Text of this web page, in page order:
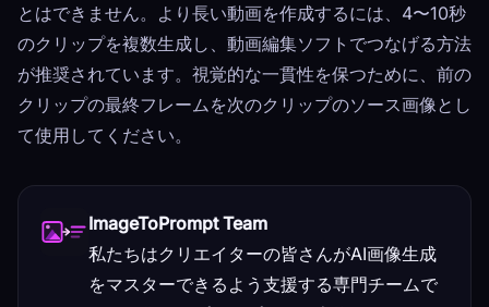
とはできません。より長い動画を作成するには、4〜10秒
のクリップを複数生成し、動画編集ソフトでつなげる方法
が推奨されています。視覚的な一貫性を保つために、前の
クリップの最終フレームを次のクリップのソース画像とし
て使用してください。
ImageToPrompt Team
私たちはクリエイターの皆さんがAI画像生成
をマスターできるよう支援する専門チームで